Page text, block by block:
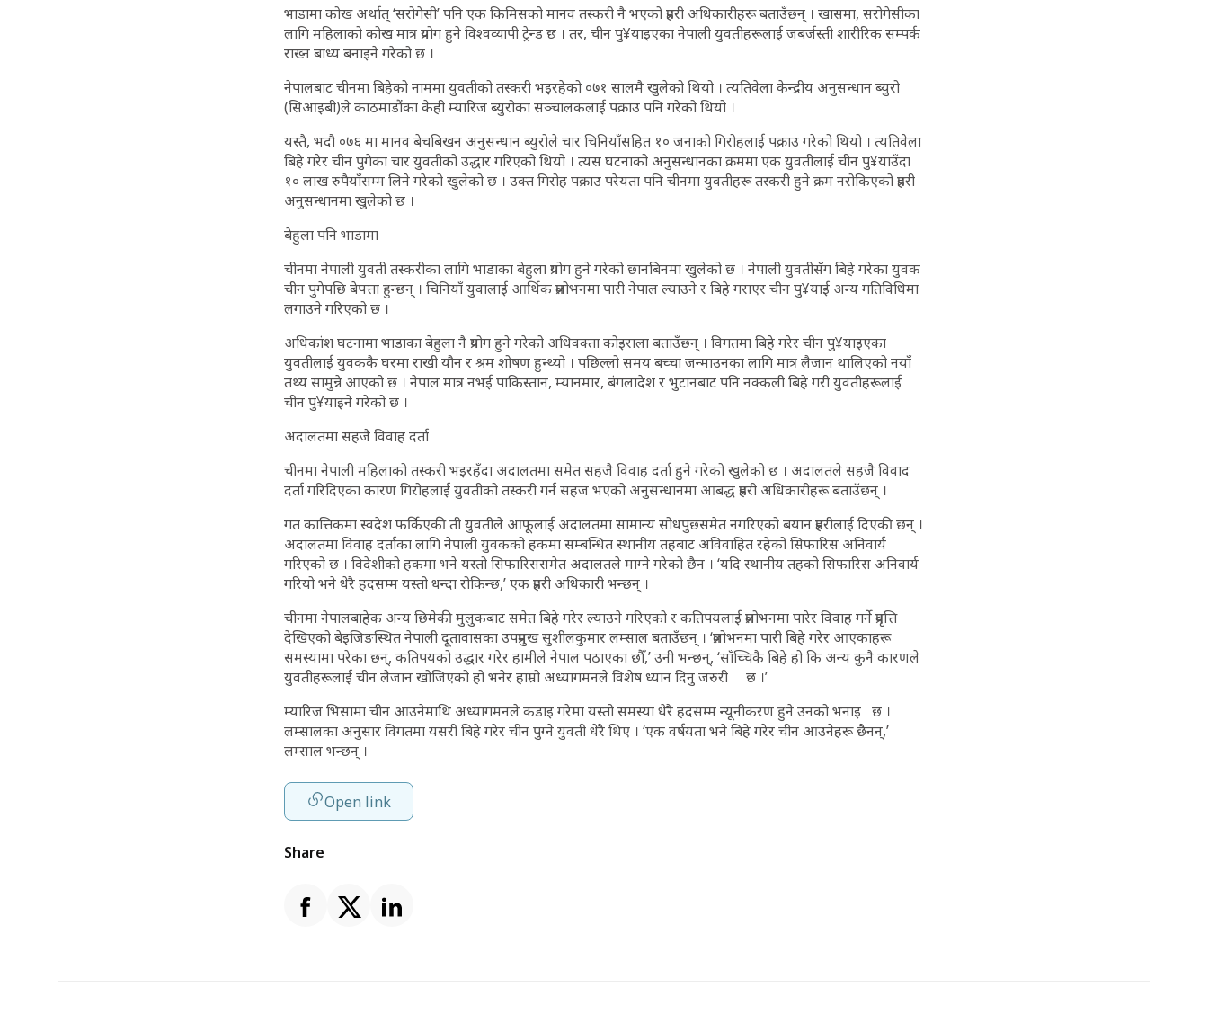
भाडामा कोख अर्थात् ‘सरोगेसी’ पनि एक किमिसको मानव तस्करी नै भएको प्रहरी अधिकारीहरू बताउँछन् । खासमा, सरोगेसीका
लागि महिलाको कोख मात्र प्रयोग हुने विश्वव्यापी ट्रेन्ड छ । तर, चीन पु¥याइएका नेपाली युवतीहरूलाई जबर्जस्ती शारीरिक सम्पर्क
राख्न बाध्य बनाइने गरेको छ ।
नेपालबाट चीनमा बिहेको नाममा युवतीको तस्करी भइरहेको ०७१ सालमै खुलेको थियो । त्यतिवेला केन्द्रीय अनुसन्धान ब्युरो
(सिआइबी)ले काठमाडौंका केही म्यारिज ब्युरोका सञ्चालकलाई पक्राउ पनि गरेको थियो ।
यस्तै, भदौ ०७६ मा मानव बेचबिखन अनुसन्धान ब्युरोले चार चिनियाँसहित १० जनाको गिरोहलाई पक्राउ गरेको थियो । त्यतिवेला
बिहे गरेर चीन पुगेका चार युवतीको उद्धार गरिएको थियो । त्यस घटनाको अनुसन्धानका क्रममा एक युवतीलाई चीन पु¥याउँदा
१० लाख रुपैयाँसम्म लिने गरेको खुलेको छ । उक्त गिरोह पक्राउ परेयता पनि चीनमा युवतीहरू तस्करी हुने क्रम नरोकिएको प्रहरी
अनुसन्धानमा खुलेको छ ।
बेहुला पनि भाडामा
चीनमा नेपाली युवती तस्करीका लागि भाडाका बेहुला प्रयोग हुने गरेको छानबिनमा खुलेको छ । नेपाली युवतीसँग बिहे गरेका युवक
चीन पुगेपछि बेपत्ता हुन्छन् । चिनियाँ युवालाई आर्थिक प्रलोभनमा पारी नेपाल ल्याउने र बिहे गराएर चीन पु¥याई अन्य गतिविधिमा
लगाउने गरिएको छ ।
अधिकांश घटनामा भाडाका बेहुला नै प्रयोग हुने गरेको अधिवक्ता कोइराला बताउँछन् । विगतमा बिहे गरेर चीन पु¥याइएका
युवतीलाई युवककै घरमा राखी यौन र श्रम शोषण हुन्थ्यो । पछिल्लो समय बच्चा जन्माउनका लागि मात्र लैजान थालिएको नयाँ
तथ्य सामुन्ने आएको छ । नेपाल मात्र नभई पाकिस्तान, म्यानमार, बंगलादेश र भुटानबाट पनि नक्कली बिहे गरी युवतीहरूलाई
चीन पु¥याइने गरेको छ ।
अदालतमा सहजै विवाह दर्ता
चीनमा नेपाली महिलाको तस्करी भइरहँदा अदालतमा समेत सहजै विवाह दर्ता हुने गरेको खुलेको छ । अदालतले सहजै विवाद
दर्ता गरिदिएका कारण गिरोहलाई युवतीको तस्करी गर्न सहज भएको अनुसन्धानमा आबद्ध प्रहरी अधिकारीहरू बताउँछन् ।
गत कात्तिकमा स्वदेश फर्किएकी ती युवतीले आफूलाई अदालतमा सामान्य सोधपुछसमेत नगरिएको बयान प्रहरीलाई दिएकी छन् ।
अदालतमा विवाह दर्ताका लागि नेपाली युवकको हकमा सम्बन्धित स्थानीय तहबाट अविवाहित रहेको सिफारिस अनिवार्य
गरिएको छ । विदेशीको हकमा भने यस्तो सिफारिससमेत अदालतले माग्ने गरेको छैन । ‘यदि स्थानीय तहको सिफारिस अनिवार्य
गरियो भने धेरै हदसम्म यस्तो धन्दा रोकिन्छ,’ एक प्रहरी अधिकारी भन्छन् ।
चीनमा नेपालबाहेक अन्य छिमेकी मुलुकबाट समेत बिहे गरेर ल्याउने गरिएको र कतिपयलाई प्रलोभनमा पारेर विवाह गर्ने प्रवृत्ति
देखिएको बेइजिङस्थित नेपाली दूतावासका उपप्रमुख सुशीलकुमार लम्साल बताउँछन् । ‘प्रलोभनमा पारी बिहे गरेर आएकाहरू
समस्यामा परेका छन्, कतिपयको उद्धार गरेर हामीले नेपाल पठाएका छौँ,’ उनी भन्छन्, ‘साँच्चिकै बिहे हो कि अन्य कुनै कारणले
युवतीहरूलाई चीन लैजान खोजिएको हो भनेर हाम्रो अध्यागमनले विशेष ध्यान दिनु जरुरी छ ।’
म्यारिज भिसामा चीन आउनेमाथि अध्यागमनले कडाइ गरेमा यस्तो समस्या धेरै हदसम्म न्यूनीकरण हुने उनको भनाइ छ ।
लम्सालका अनुसार विगतमा यसरी बिहे गरेर चीन पुग्ने युवती धेरै थिए । ‘एक वर्षयता भने बिहे गरेर चीन आउनेहरू छैनन्,’
लम्साल भन्छन् ।
Open link
Share